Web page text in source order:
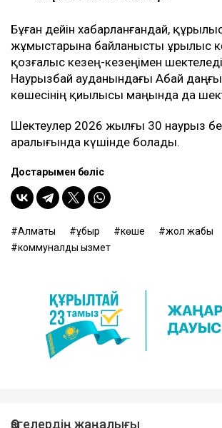
Бұған дейін хабарланғандай,
жұмыстарына байланысты Құрылыс
қозғалыс кезең-кезеңімен
Наурызбай ауданындағы Абай
көшесінің қиылысы маңында да
Шектеулер 2026 жылғы 30 наурыз
аралығында күшінде болады.
Достарыңмен бөліс
Алматы құбыр көше
жол жабық
коммуналдық қызмет